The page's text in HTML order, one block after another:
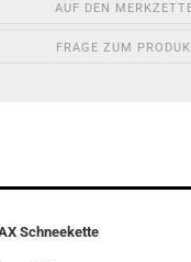
AUF DEN
FRAGE ZUM
Schneekette